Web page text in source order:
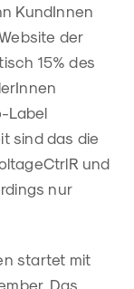
KundInnen
der
15% des
Label
sind das die
und
nur
startet mit
Das